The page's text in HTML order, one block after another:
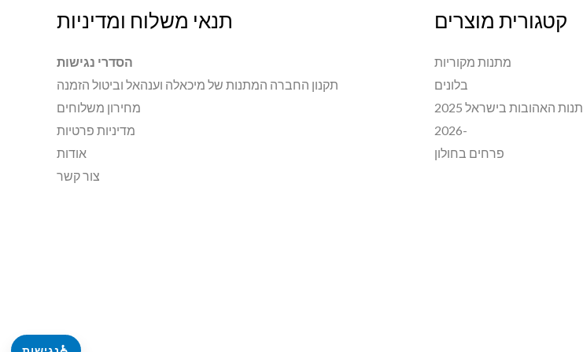
קטגורית מוצרים
מתנות מקוריות
בלונים
המתנות האהובות בישראל 2025
-2026
פרחים בחולון
תנאי משלוח ומדיניות
הסדרי נגישות
תקנון החברה המתנות של מיכאלה וענהאל וביטול הזמנה
מחירון משלוחים
מדיניות פרטיות
אודות
צור קשר